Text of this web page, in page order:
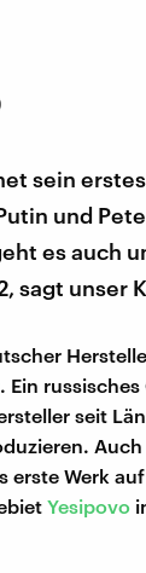
sein
und
es auch
sagt unser
. Ein
seit
erste Werk
Yesipovo